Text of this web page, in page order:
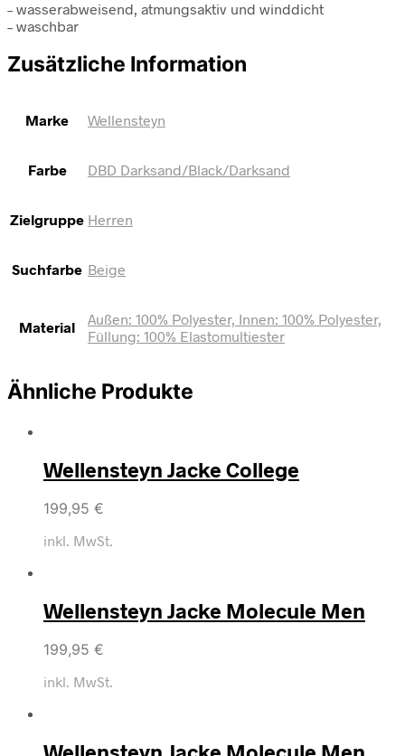
– wasserabweisend, atmungsaktiv und winddicht
– waschbar
Zusätzliche Information
Marke Wellensteyn
Farbe DBD Darksand/Black/Darksand
Zielgruppe Herren
Suchfarbe Beige
Material
Außen: 100% Polyester, Innen: 100% Polyester,
Füllung: 100% Elastomultiester
Ähnliche Produkte
Wellensteyn Jacke College
199,95 €
inkl. MwSt.
Wellensteyn Jacke Molecule Men
199,95 €
inkl. MwSt.